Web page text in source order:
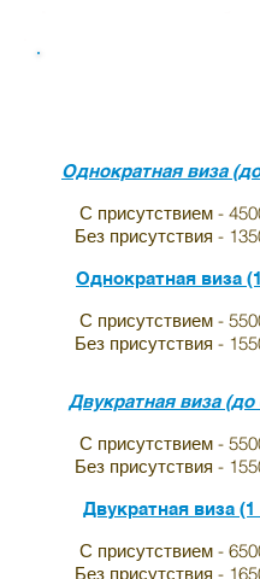
Анкета и список
Однократная виза
С присутствием -
Без присутствия -
Однократная виза
С присутствием -
Без присутствия -
Двукратная виза (до
С присутствием -
Без присутствия -
Двукратная виза (1
С присутствием -
Без присутствия -